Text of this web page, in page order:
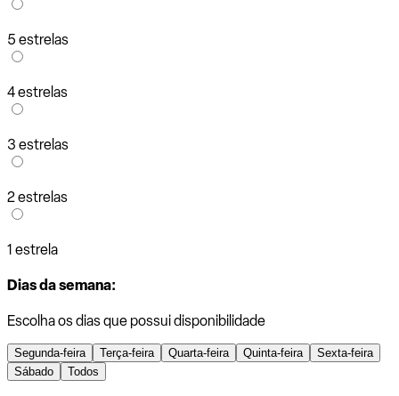
5 estrelas
4 estrelas
3 estrelas
2 estrelas
1 estrela
Dias da semana:
Escolha os dias que possui disponibilidade
Segunda-feira Terça-feira Quarta-feira Quinta-feira
Sexta-feira
Sábado
Todos